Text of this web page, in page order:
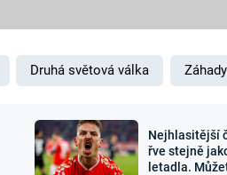
MARS
Záhady a
Druhá světová válka Záhady
Nejhlasitější
řve stejně
letadla.